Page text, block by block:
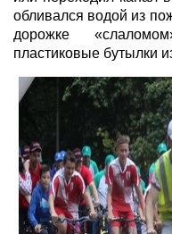
обливался водой из
дорожке
пластиковые бутылки